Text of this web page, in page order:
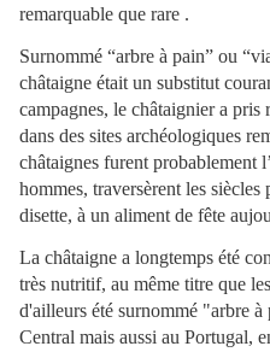
remarquable que rare .
Surnommé “arbre à pain” ou
châtaigne était un substitut
campagnes, le châtaignier a pris
dans des sites archéologiques
châtaignes furent probablement
hommes, traversèrent les siècles
disette, à un aliment de fête
La châtaigne a longtemps été
très nutritif, au même titre que
d'ailleurs été surnommé "arbre
Central mais aussi au Portugal,